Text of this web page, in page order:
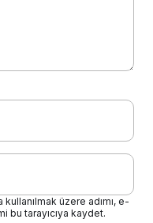
üzere adımı, e-
bu tarayıcıya kaydet.